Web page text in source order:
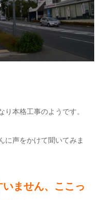
本格工事のようです。
に声をかけて聞いてみま
ません、ここっ